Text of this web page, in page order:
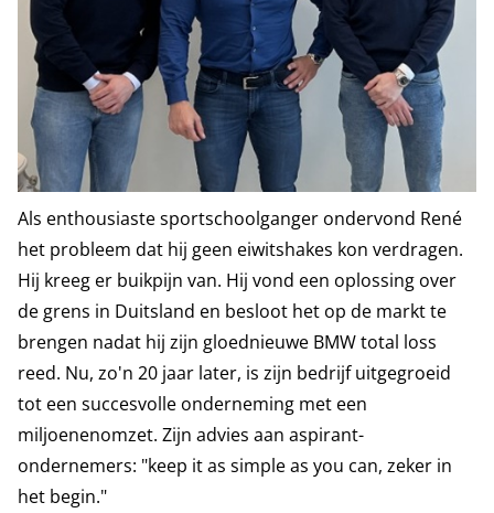
Als enthousiaste sportschoolganger ondervond René
het probleem dat hij geen eiwitshakes kon verdragen.
Hij kreeg er buikpijn van. Hij vond een oplossing over
de grens in Duitsland en besloot het op de markt te
brengen nadat hij zijn gloednieuwe BMW total loss
reed. Nu, zo'n 20 jaar later, is zijn bedrijf uitgegroeid
tot een succesvolle onderneming met een
miljoenenomzet. Zijn advies aan aspirant-
ondernemers: "keep it as simple as you can, zeker in
het begin."